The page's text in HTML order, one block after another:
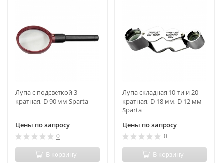
Лупа с подсветкой 3
кратная, D 90 мм Sparta
Цены по запросу
0
В корзину
Лупа складная 10-ти и 20-
кратная, D 18 мм, D 12 мм
Sparta
Цены по запросу
0
В корзину